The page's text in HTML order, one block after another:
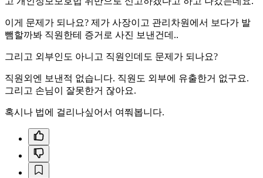
이게 문제가 되나요? 제가 사장이고 관리차원에서 보다가 발
뺌할까봐 직원한테 증거로 사진 보낸건데..
그리고 외부인도 아니고 직원인데도 문제가 되나요?
직원외엔 보낸적 없습니다. 직원도 외부에 유출한거 없구요.
그리고 손님이 잘못한거 잖아요.
혹시나 법에 걸리나싶어서 여쭤봅니다.